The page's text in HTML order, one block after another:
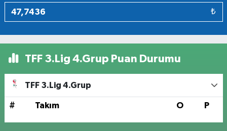
₺
TFF 3.Lig 4.Grup Puan Durumu
TFF 3.Lig 4.Grup
# Takım O P